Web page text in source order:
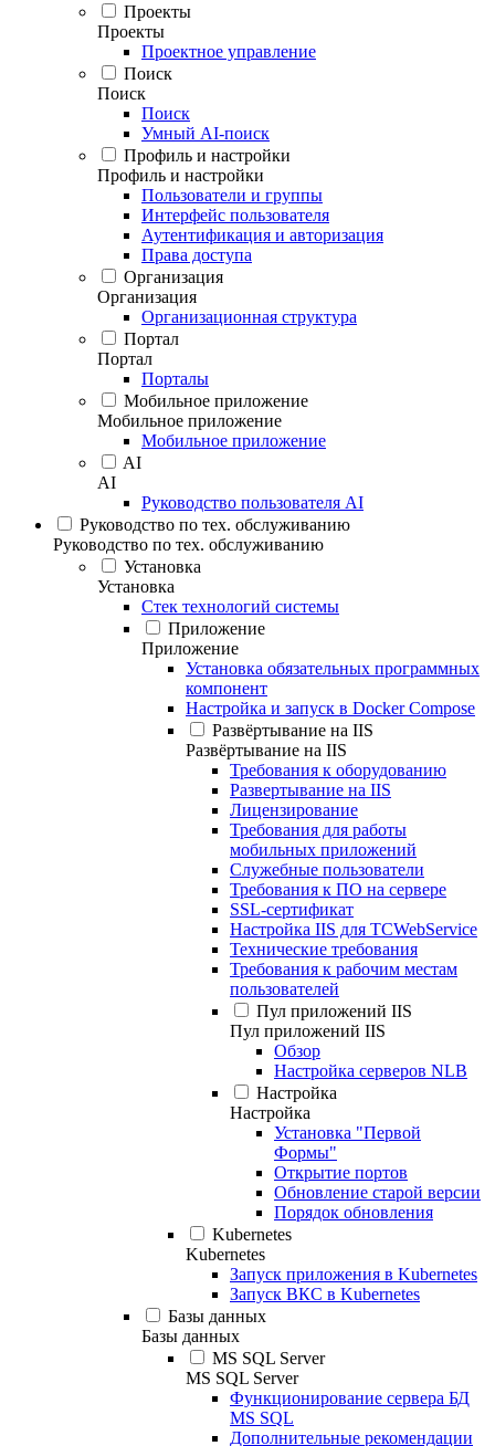
Проекты
Проекты
Проектное управление
Поиск
Поиск
Поиск
Умный AI-поиск
Профиль и настройки
Профиль и настройки
Пользователи и группы
Интерфейс пользователя
Аутентификация и авторизация
Права доступа
Организация
Организация
Организационная структура
Портал
Портал
Порталы
Мобильное приложение
Мобильное приложение
Мобильное приложение
AI
AI
Руководство пользователя AI
Руководство по тех. обслуживанию
Руководство по тех. обслуживанию
Установка
Установка
Стек технологий системы
Приложение
Приложение
Установка обязательных программных
компонент
Настройка и запуск в Docker Compose
Развёртывание на IIS
Развёртывание на IIS
Требования к оборудованию
Развертывание на IIS
Лицензирование
Требования для работы
мобильных приложений
Служебные пользователи
Требования к ПО на сервере
SSL-сертификат
Настройка IIS для TCWebService
Технические требования
Требования к рабочим местам
пользователей
Пул приложений IIS
Пул приложений IIS
Обзор
Настройка серверов NLB
Настройка
Настройка
Установка "Первой
Формы"
Открытие портов
Обновление старой версии
Порядок обновления
Kubernetes
Kubernetes
Запуск приложения в Kubernetes
Запуск ВКС в Kubernetes
Базы данных
Базы данных
MS SQL Server
MS SQL Server
Функционирование сервера БД
MS SQL
Дополнительные рекомендации